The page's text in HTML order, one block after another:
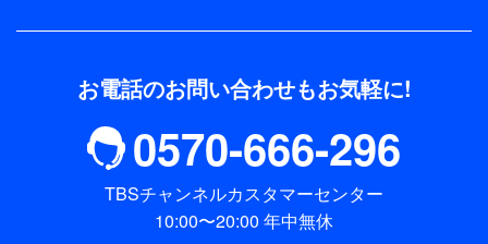
お電話のお問い合わせもお気軽に!
0570-666-296
TBSチャンネルカスタマーセンター
10:00〜20:00 年中無休